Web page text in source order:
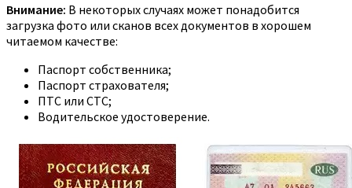
Внимание: В некоторых случаях может понадобится
загрузка фото или сканов всех документов в хорошем
читаемом качестве:
Паспорт собственника;
Паспорт страхователя;
ПТС или СТС;
Водительское удостоверение.